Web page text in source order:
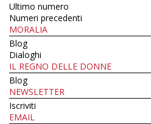
Ultimo numero
Numeri precedenti
MORALIA
Blog
Dialoghi
IL REGNO DELLE DONNE
Blog
NEWSLETTER
Iscriviti
EMAIL